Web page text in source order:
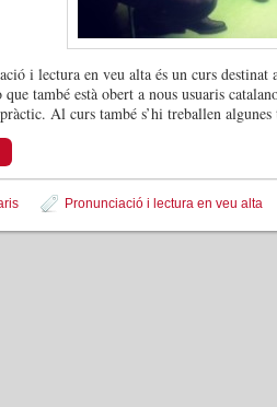
i lectura en veu alta és un curs
també està obert a nous usuaris
Al curs també s’hi treballen
Pronunciació i lectura en veu alta